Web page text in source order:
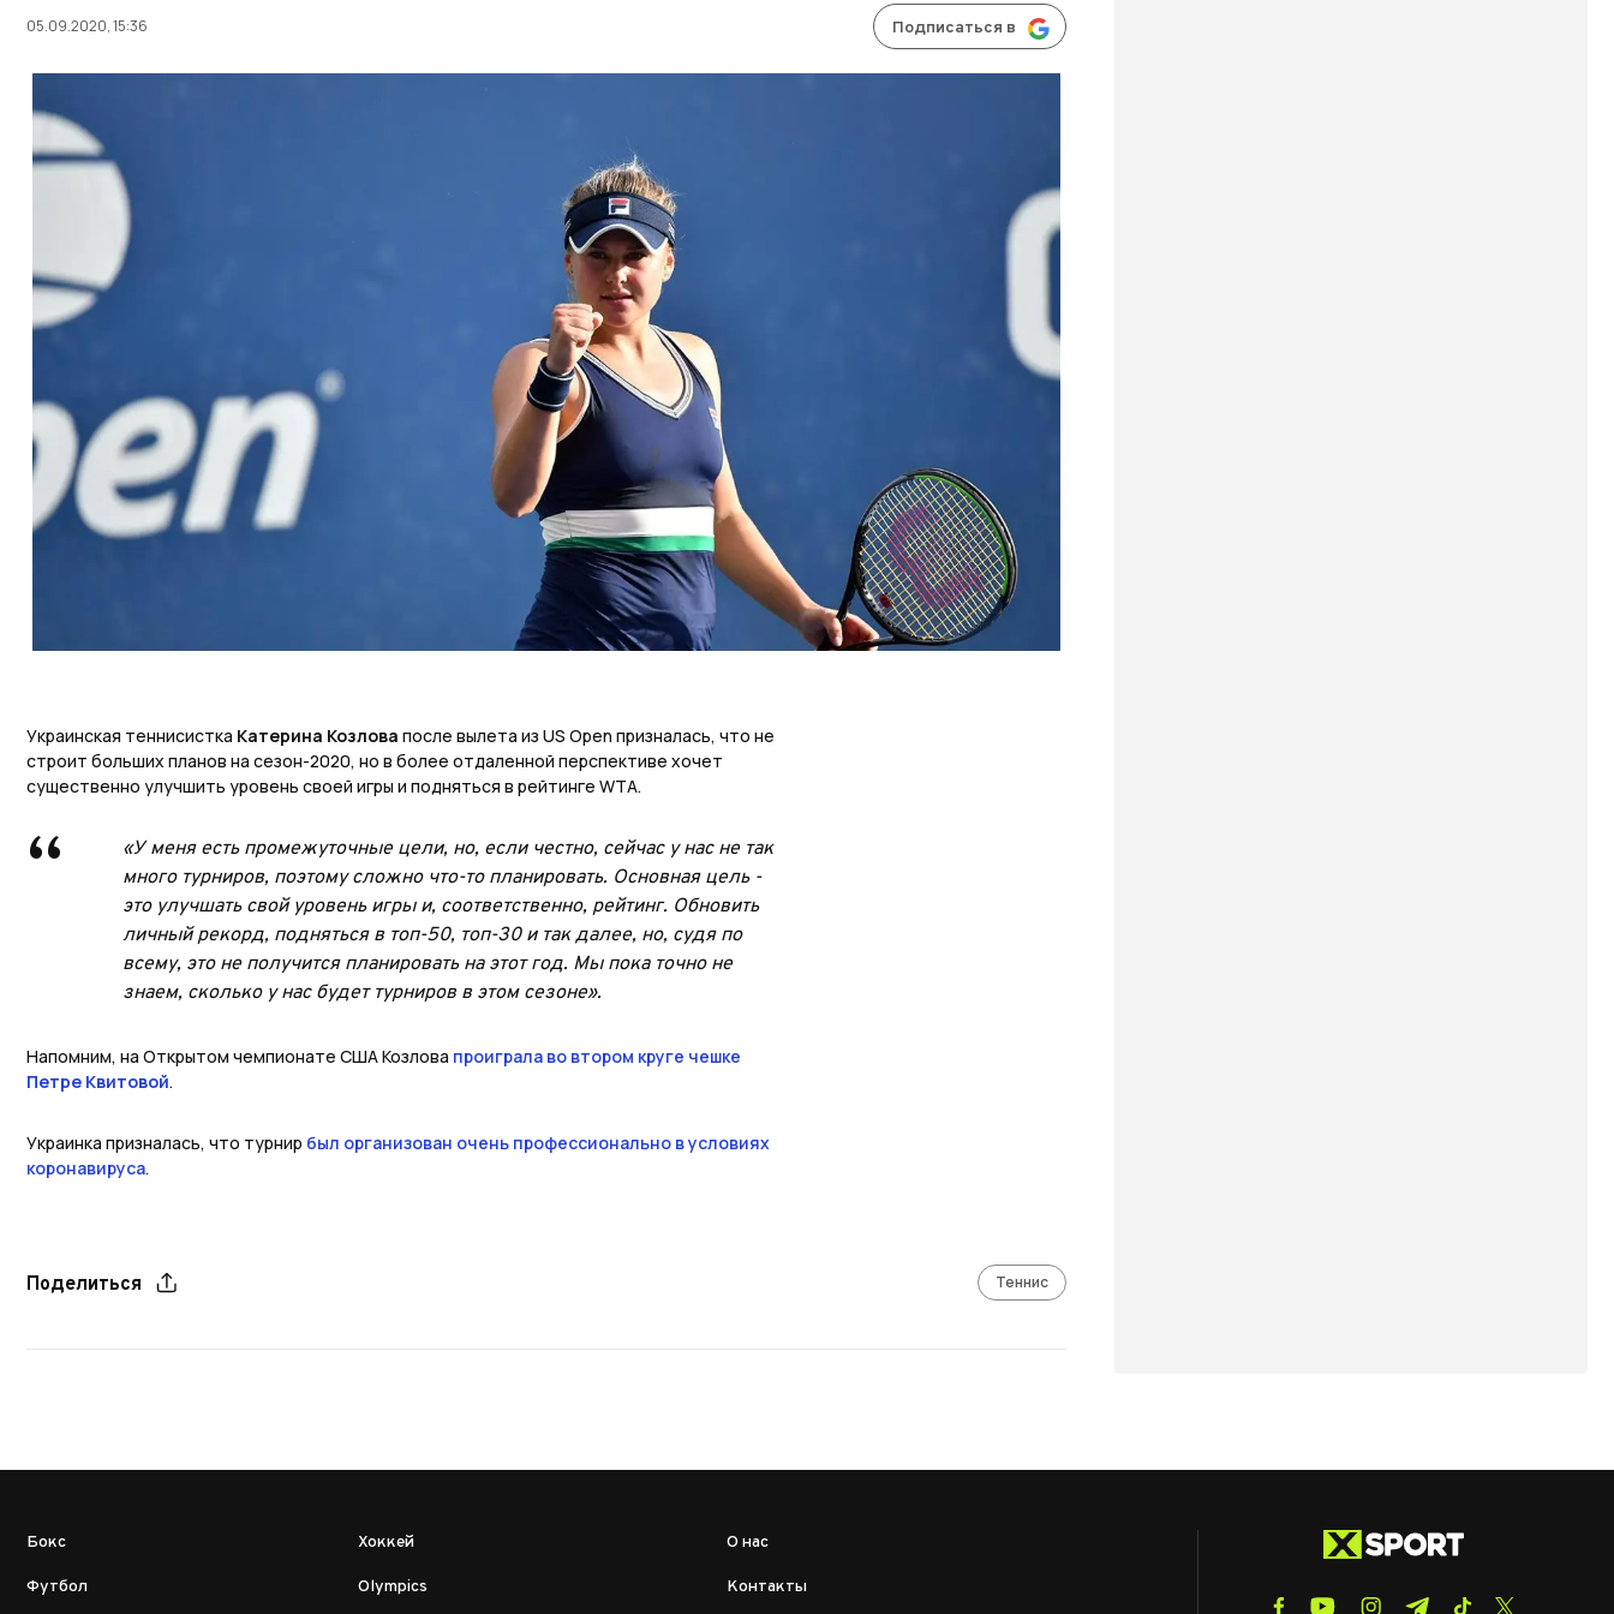
05.09.2020, 15:36 Подписаться в
Украинская теннисистка Катерина Козлова после вылета из US Open призналась, что не
строит больших планов на сезон-2020, но в более отдаленной перспективе хочет
существенно улучшить уровень своей игры и подняться в рейтинге WTA.
«У меня есть промежуточные цели, но, если честно, сейчас у нас не так
много турниров, поэтому сложно что-то планировать. Основная цель -
это улучшать свой уровень игры и, соответственно, рейтинг. Обновить
личный рекорд, подняться в топ-50, топ-30 и так далее, но, судя по
всему, это не получится планировать на этот год. Мы пока точно не
знаем, сколько у нас будет турниров в этом сезоне».
Напомним, на Открытом чемпионате США Козлова проиграла во втором круге чешке
Петре Квитовой.
Украинка призналась, что турнир был организован очень профессионально в условиях
коронавируса.
Поделиться Теннис
Бокс
Футбол
Хоккей
Olympics
О нас
Контакты